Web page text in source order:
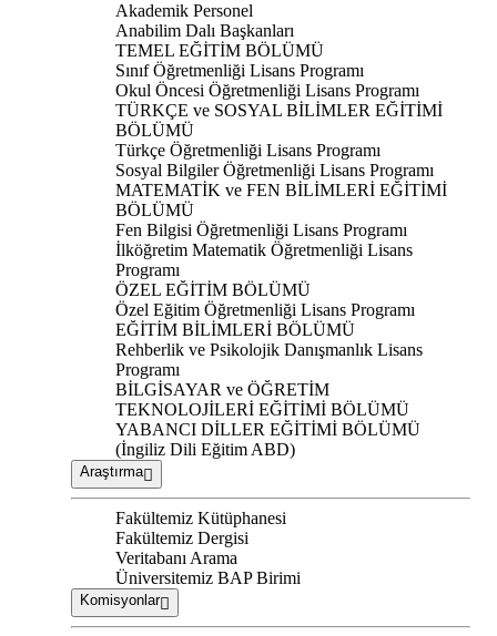
Akademik Personel
Anabilim Dalı Başkanları
TEMEL EĞİTİM BÖLÜMÜ
Sınıf Öğretmenliği Lisans Programı
Okul Öncesi Öğretmenliği Lisans Programı
TÜRKÇE ve SOSYAL BİLİMLER EĞİTİMİ
BÖLÜMÜ
Türkçe Öğretmenliği Lisans Programı
Sosyal Bilgiler Öğretmenliği Lisans Programı
MATEMATİK ve FEN BİLİMLERİ EĞİTİMİ
BÖLÜMÜ
Fen Bilgisi Öğretmenliği Lisans Programı
İlköğretim Matematik Öğretmenliği Lisans
Programı
ÖZEL EĞİTİM BÖLÜMÜ
Özel Eğitim Öğretmenliği Lisans Programı
EĞİTİM BİLİMLERİ BÖLÜMÜ
Rehberlik ve Psikolojik Danışmanlık Lisans
Programı
BİLGİSAYAR ve ÖĞRETİM
TEKNOLOJİLERİ EĞİTİMİ BÖLÜMÜ
YABANCI DİLLER EĞİTİMİ BÖLÜMÜ
(İngiliz Dili Eğitim ABD)
Araştırma
Fakültemiz Kütüphanesi
Fakültemiz Dergisi
Veritabanı Arama
Üniversitemiz BAP Birimi
Komisyonlar